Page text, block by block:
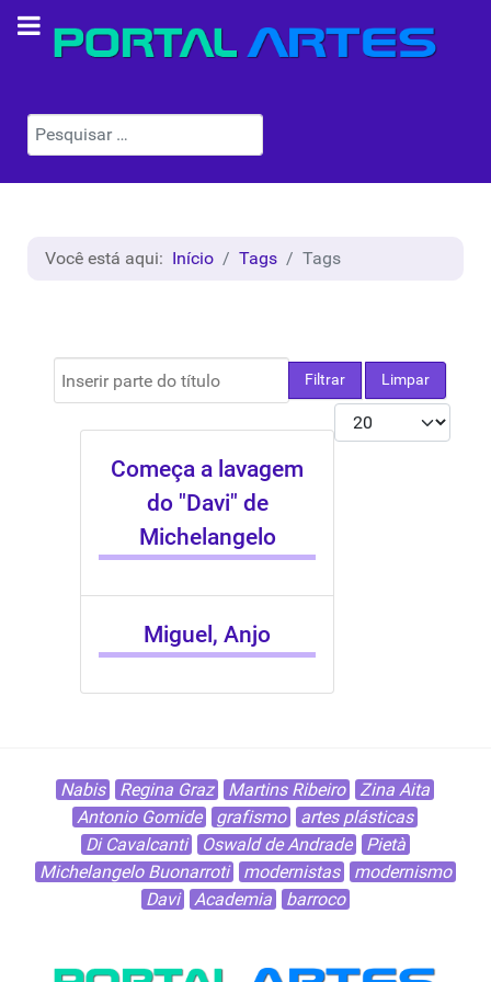
Pesquisar
Você está aqui: Início Tags Tags
Inserir parte do título
Filtrar Limpar
Mostrar #
Começa a lavagem
do "Davi" de
Michelangelo
Miguel, Anjo
Nabis Regina Graz Martins Ribeiro
Zina Aita
Antonio Gomide
grafismo
artes plásticas
Di Cavalcanti
Oswald de Andrade
Pietà
Michelangelo Buonarroti
modernistas
modernismo
Davi
Academia barroco